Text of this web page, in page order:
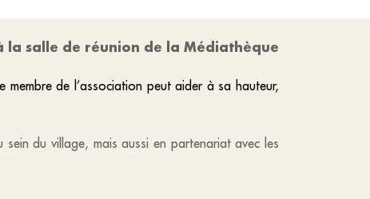
salle de réunion de la Médiathèque
de l’association peut aider à sa hauteur,
du village, mais aussi en partenariat avec les